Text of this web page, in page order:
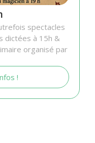
spectacles
dictées à 15h &
organisé par
!